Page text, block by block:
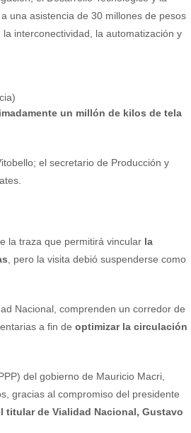
una asistencia de 30 millones de pesos
interconectividad, la automatización y
un millón de kilos de tela
el secretario de Producción y
la traza que permitirá vincular la
, pero la visita debió suspenderse como
Nacional, comprenden un corredor de
a fin de optimizar la circulación
del gobierno de Mauricio Macri,
gracias al compromiso del presidente
titular de Vialidad Nacional, Gustavo